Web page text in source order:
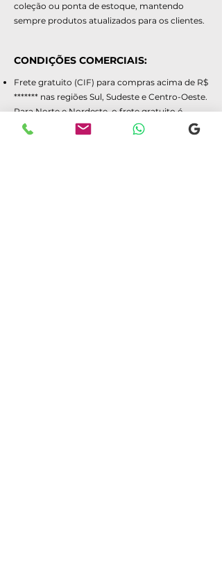
coleção ou ponta de estoque, mantendo
sempre produtos atualizados para os clientes.
CONDIÇÕES COMERCIAIS:
Frete gratuito (CIF) para compras acima de R$
******* nas regiões Sul, Sudeste e Centro-Oeste.
Para Norte e Nordeste, o frete gratuito é
mediante negociação prévia.